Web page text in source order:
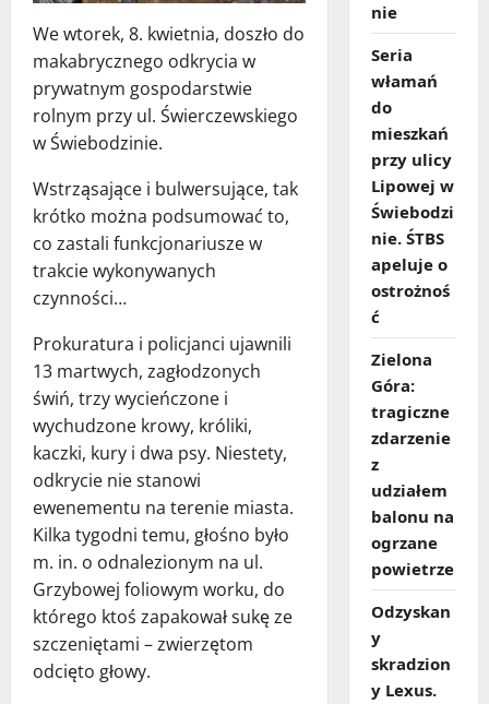
We wtorek, 8. kwietnia, doszło do
makabrycznego odkrycia w
prywatnym gospodarstwie
rolnym przy ul. Świerczewskiego
w Świebodzinie.
Wstrząsające i bulwersujące, tak
krótko można podsumować to,
co zastali funkcjonariusze w
trakcie wykonywanych
czynności…
Prokuratura i policjanci ujawnili
13 martwych, zagłodzonych
świń, trzy wycieńczone i
wychudzone krowy, króliki,
kaczki, kury i dwa psy. Niestety,
odkrycie nie stanowi
ewenementu na terenie miasta.
Kilka tygodni temu, głośno było
m. in. o odnalezionym na ul.
Grzybowej foliowym worku, do
którego ktoś zapakował sukę ze
szczeniętami – zwierzętom
odcięto głowy.
nie
Seria
włamań
do
mieszkań
przy ulicy
Lipowej w
Świebodzi
nie. ŚTBS
apeluje o
ostrożnoś
ć
Zielona
Góra:
tragiczne
zdarzenie
z
udziałem
balonu na
ogrzane
powietrze
Odzyskan
y
skradzion
y Lexus.